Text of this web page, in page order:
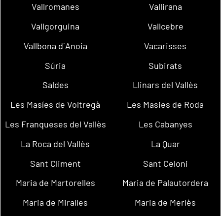
Vallromanes
Vallirana
Vallgorguina
Vallcebre
Vallbona d´Anoia
Vacarisses
Súria
Subirats
Saldes
Llinars del Vallès
Les Masíes de Voltregà
Les Masies de Roda
Les Franqueses del Vallès
Les Cabanyes
La Roca del Vallès
La Quar
Sant Climent
Sant Celoni
Maria de Martorelles
Maria de Palautordera
Maria de Miralles
Maria de Merlès